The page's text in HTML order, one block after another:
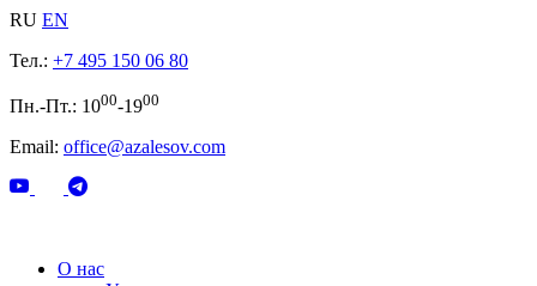
RU EN
Тел.: +7 495 150 06 80
Пн.-Пт.: 1000-1900
Email: office@azalesov.com
О нас